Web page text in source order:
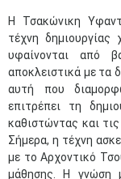
Η Τσακώνικη
τέχνη
υφαίνονται από
αποκλειστικά με τα
αυτή που
επιτρέπει τη
καθιστώντας και
Σήμερα, η τέχνη
με το Αρχοντικό
μάθησης. Η γνώση